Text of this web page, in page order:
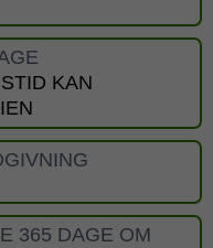
KAN
365 DAGE OM